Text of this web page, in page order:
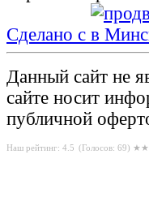
Сделано с
Данный сайт не
сайте носит
публичной
Наш рейтинг: 4.5 (Голосов: 69)